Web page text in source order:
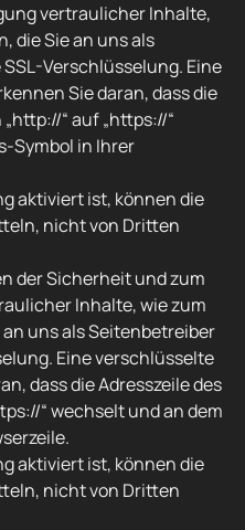
vertraulicher Inhalte,
die Sie an uns als
Verschlüsselung. Eine
Sie daran, dass die
“ auf „https://“
Symbol in Ihrer
aktiviert ist, können die
nicht von Dritten
der Sicherheit und zum
Inhalte, wie zum
uns als Seitenbetreiber
Eine verschlüsselte
dass die Adresszeile des
“ wechselt und an dem
aktiviert ist, können die
nicht von Dritten